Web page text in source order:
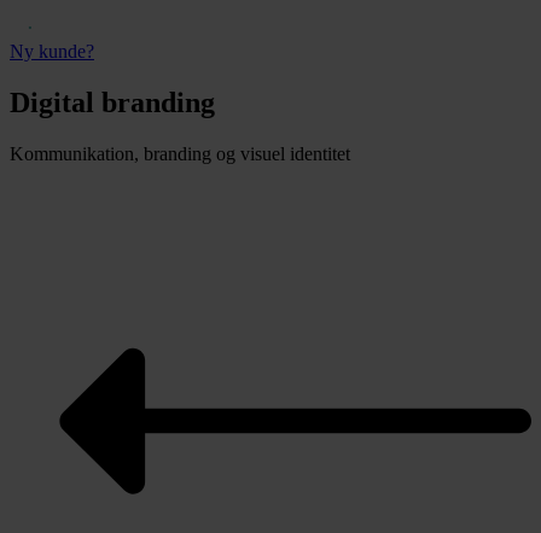
Ny kunde?
Digital branding
Kommunikation, branding og visuel identitet